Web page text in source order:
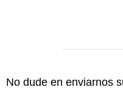
No dude en enviarnos